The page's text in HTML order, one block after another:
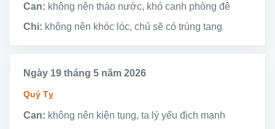
Can: không nên tháo nước, khó canh phòng đê
Chi: không nên khóc lóc, chủ sẽ có trùng tang
Ngày 19 tháng 5 năm 2026
Quý Tỵ
Can: không nên kiện tụng, ta lý yếu địch mạnh